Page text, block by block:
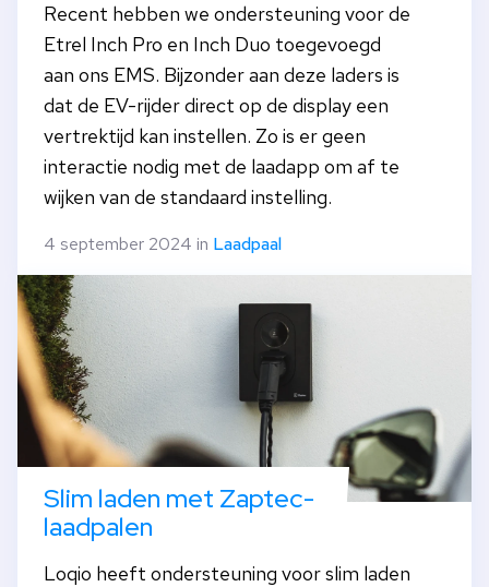
Recent hebben we ondersteuning voor de
Etrel Inch Pro en Inch Duo toegevoegd
aan ons EMS. Bijzonder aan deze laders is
dat de EV-rijder direct op de display een
vertrektijd kan instellen. Zo is er geen
interactie nodig met de laadapp om af te
wijken van de standaard instelling.
4 september 2024 in Laadpaal
Slim laden met Zaptec-
laadpalen
Loqio heeft ondersteuning voor slim laden